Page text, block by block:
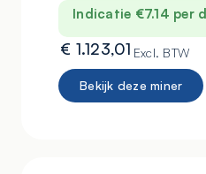
Indicatie €7.14 per
€ 1.123,01 Excl. BTW
Bekijk deze miner